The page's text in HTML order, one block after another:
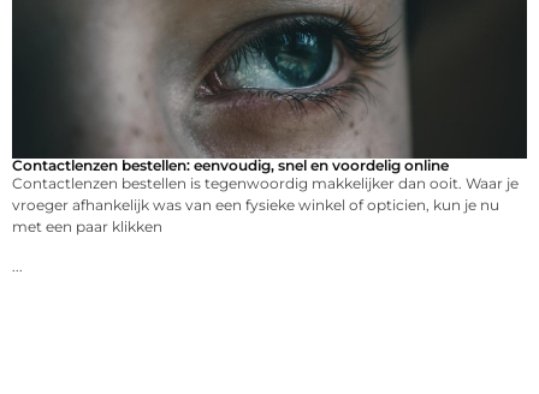
Contactlenzen bestellen: eenvoudig, snel en voordelig online
Contactlenzen bestellen is tegenwoordig makkelijker dan ooit. Waar je
vroeger afhankelijk was van een fysieke winkel of opticien, kun je nu
met een paar klikken